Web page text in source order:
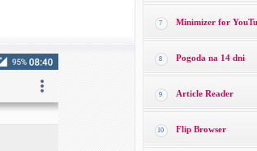
7 Minimizer for
8 Pogoda na 14 dni
9 Article Reader
10 Flip Browser